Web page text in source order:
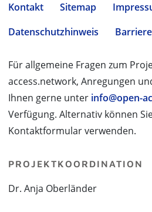
Kontakt Sitemap
Datenschutzhinweis
Für allgemeine Fragen zum
access.network, Anregungen
Ihnen gerne unter info@open-
Verfügung. Alternativ können
Kontaktformular verwenden.
PROJEKTKOORDINATION
Dr. Anja Oberländer